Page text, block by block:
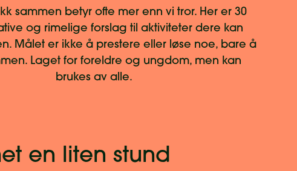
sammen betyr ofte mer enn vi tror. Her er 30
og rimelige forslag til aktiviteter dere kan
Målet er ikke å prestere eller løse noe, bare å
Laget for foreldre og ungdom, men kan
brukes av alle.
en liten stund